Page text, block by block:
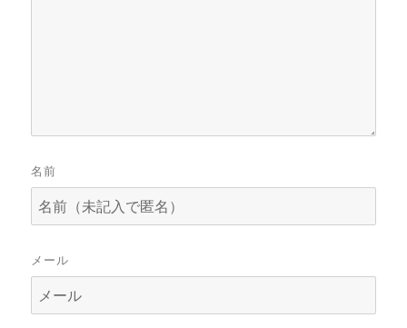
名前
メール